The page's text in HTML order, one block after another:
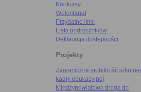
Konkursy
Wolontariat
Przydatne linki
Lista podręczników
Deklaracja dostępności
Projekty
Zagraniczna mobilność szkolnej
kadry edukacyjnej
Międzypowiatowa droga do